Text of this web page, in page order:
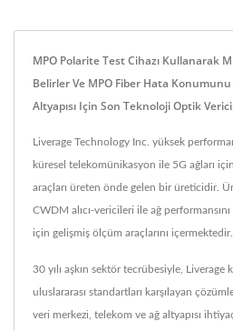
MPO Polarite Test Cihazı Kullanarak
Belirler Ve MPO Fiber Hata
Altyapısı Için Son Teknoloji Optik
Liverage Technology Inc. yüksek
küresel telekomünikasyon ile 5G ağları
araçları üreten önde gelen bir üreticidir.
CWDM alıcı-vericileri ile ağ
için gelişmiş ölçüm araçlarını içermektedir.
30 yılı aşkın sektör tecrübesiyle, Liverage
uluslararası standartları karşılayan
veri merkezi, telekom ve ağ altyapısı